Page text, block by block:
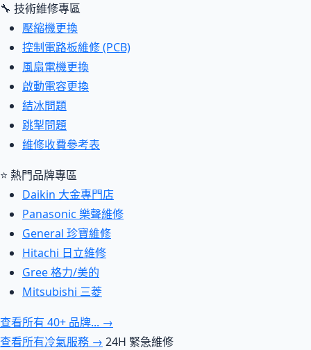
🔧 技術維修專區
壓縮機更換
控制電路板維修 (PCB)
風扇電機更換
啟動電容更換
結冰問題
跳掣問題
維修收費參考表
⭐ 熱門品牌專區
Daikin 大金專門店
Panasonic 樂聲維修
General 珍寶維修
Hitachi 日立維修
Gree 格力/美的
Mitsubishi 三菱
查看所有 40+ 品牌... →
查看所有冷氣服務 → 24H 緊急維修